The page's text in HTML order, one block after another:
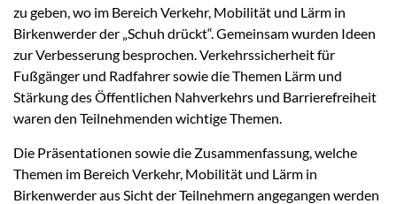
zu geben, wo im Bereich Verkehr, Mobilität und Lärm in
Birkenwerder der „Schuh drückt“. Gemeinsam wurden Ideen
zur Verbesserung besprochen. Verkehrssicherheit für
Fußgänger und Radfahrer sowie die Themen Lärm und
Stärkung des Öffentlichen Nahverkehrs und Barrierefreiheit
waren den Teilnehmenden wichtige Themen.
Die Präsentationen sowie die Zusammenfassung, welche
Themen im Bereich Verkehr, Mobilität und Lärm in
Birkenwerder aus Sicht der Teilnehmern angegangen werden